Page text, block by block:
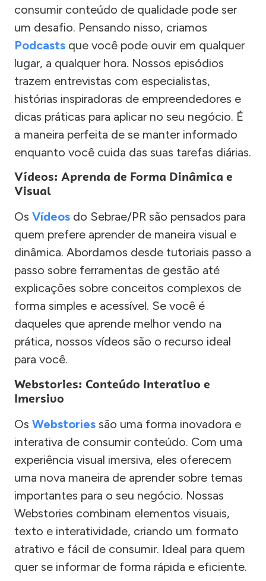
consumir conteúdo de qualidade pode ser
um desafio. Pensando nisso, criamos
Podcasts que você pode ouvir em qualquer
lugar, a qualquer hora. Nossos episódios
trazem entrevistas com especialistas,
histórias inspiradoras de empreendedores e
dicas práticas para aplicar no seu negócio. É
a maneira perfeita de se manter informado
enquanto você cuida das suas tarefas diárias.
Vídeos: Aprenda de Forma Dinâmica e
Visual
Os Vídeos do Sebrae/PR são pensados para
quem prefere aprender de maneira visual e
dinâmica. Abordamos desde tutoriais passo a
passo sobre ferramentas de gestão até
explicações sobre conceitos complexos de
forma simples e acessível. Se você é
daqueles que aprende melhor vendo na
prática, nossos vídeos são o recurso ideal
para você.
Webstories: Conteúdo Interativo e
Imersivo
Os Webstories são uma forma inovadora e
interativa de consumir conteúdo. Com uma
experiência visual imersiva, eles oferecem
uma nova maneira de aprender sobre temas
importantes para o seu negócio. Nossas
Webstories combinam elementos visuais,
texto e interatividade, criando um formato
atrativo e fácil de consumir. Ideal para quem
quer se informar de forma rápida e eficiente.